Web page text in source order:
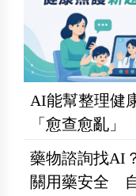
AI能幫整理健
「愈查愈亂
藥物諮詢找AI
關用藥安全